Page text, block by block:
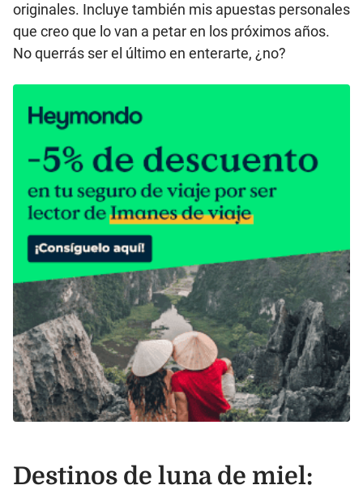
originales. Incluye también mis apuestas personales
que creo que lo van a petar en los próximos años.
No querrás ser el último en enterarte, ¿no?
Destinos de luna de miel: